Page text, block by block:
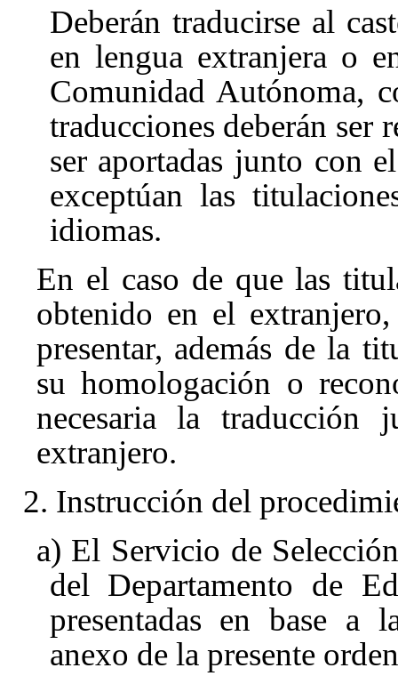
Deberán traducirse al
en lengua extranjera o
Comunidad Autónoma,
traducciones deberán ser
ser aportadas junto con
exceptúan las
idiomas.
En el caso de que las
obtenido en el
presentar, además de la
su homologación o
necesaria la
extranjero.
2. Instrucción del
a) El Servicio de
del Departamento de
presentadas en base a
anexo de la presente